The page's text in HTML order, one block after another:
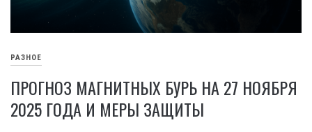
РАЗНОЕ
ПРОГНОЗ МАГНИТНЫХ БУРЬ НА 27 НОЯБРЯ
2025 ГОДА И МЕРЫ ЗАЩИТЫ